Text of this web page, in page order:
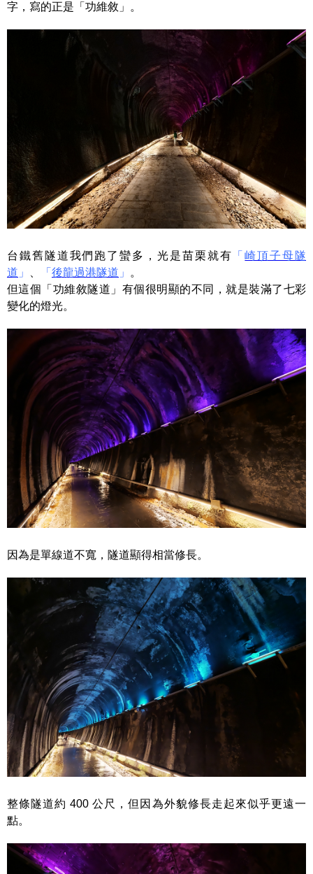
字，寫的正是「功維敘」。
台鐵舊隧道我們跑了蠻多，光是苗栗就有 「崎頂子母隧
道 」 「 後龍過港隧道 」
。
但這個「功維敘隧道」有個很明顯的不同，就是裝滿了七彩
變化的燈光。
因為是單線道不寬，隧道顯得相當修長。
整條隧道約 400 公尺，但因為外貌修長走起來似乎更遠一
點。